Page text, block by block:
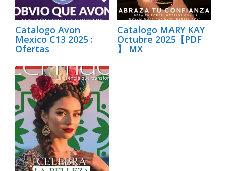
Catalogo Avon
Mexico C13 2025 :
Ofertas
Catalogo MARY KAY
Octubre 2025【PDF
】 MX